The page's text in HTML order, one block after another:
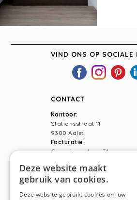
VIND ONS OP SOCIALE
CONTACT
Kantoor:
Stationsstraat 11
9300 Aalst
Facturatie:
Capucienenlaan 31
Telefoon:0473 44 56 94
Deze website maakt
gebruik van cookies.
Deze website gebruikt cookies om uw